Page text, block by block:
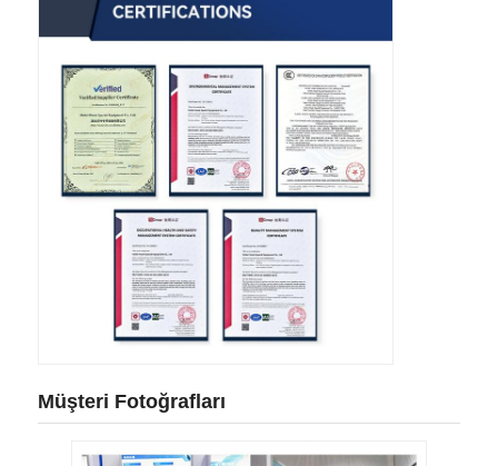
Müşteri Fotoğrafları